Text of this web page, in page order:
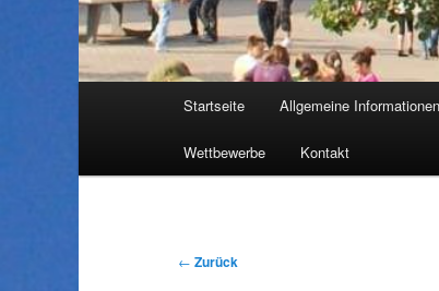
Zum
Inhalt
Startseite Allgemeine Informationen
Wettbewerbe Kontakt
Beitragsnavigation
← Zurück